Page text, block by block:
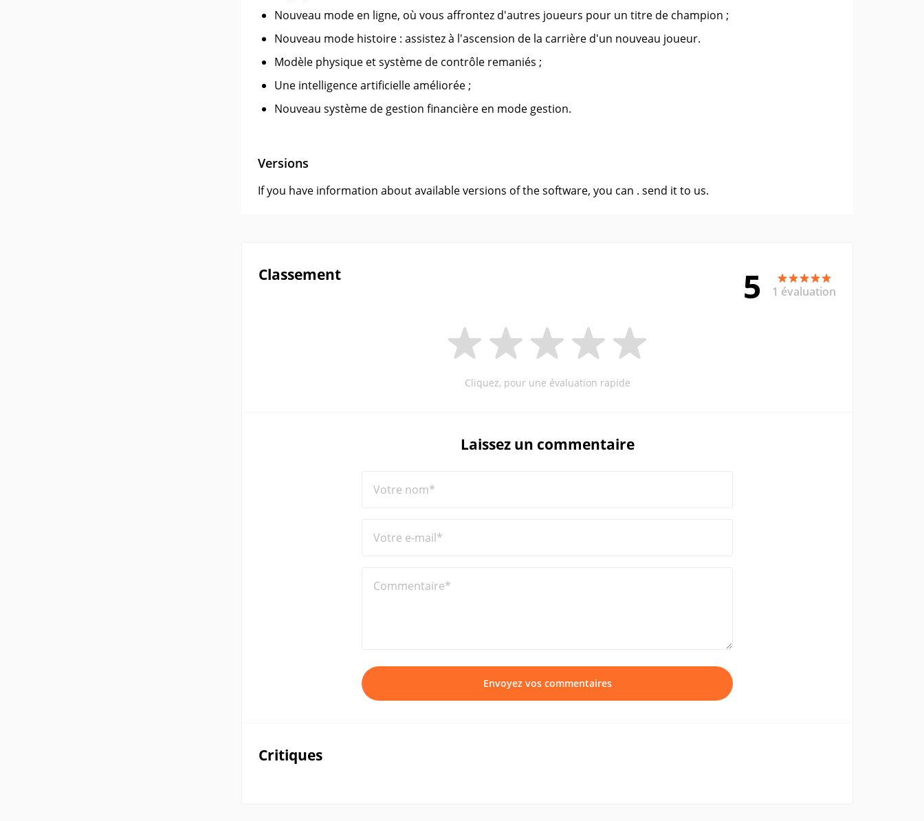
Nouveau mode en ligne, où vous affrontez d'autres joueurs pour un titre de champion ;
Nouveau mode histoire : assistez à l'ascension de la carrière d'un nouveau joueur.
Modèle physique et système de contrôle remaniés ;
Une intelligence artificielle améliorée ;
Nouveau système de gestion financière en mode gestion.
Versions
If you have information about available versions of the software, you can . send it to us.
Classement 5 1 évaluation
Cliquez, pour une évaluation rapide
Laissez un commentaire
Votre nom*
Votre e-mail*
Commentaire*
Envoyez vos commentaires
Critiques